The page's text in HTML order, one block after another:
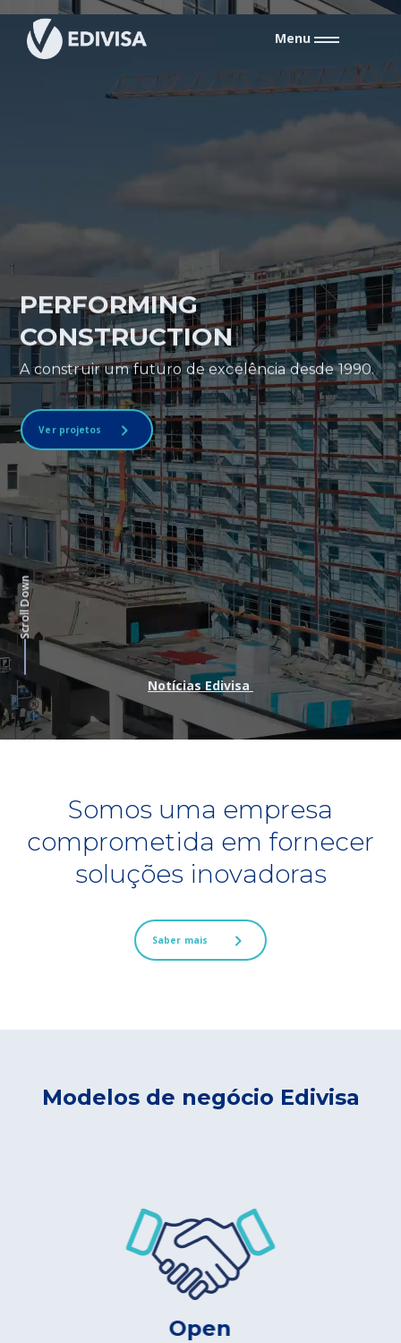
Menu
PERFORMING
CONSTRUCTION
A construir um futuro de excelência desde 1990.
Ver projetos
Scroll Down
Notícias Edivisa
Somos uma empresa
comprometida em fornecer
soluções inovadoras
Saber mais
Modelos de negócio Edivisa
Open